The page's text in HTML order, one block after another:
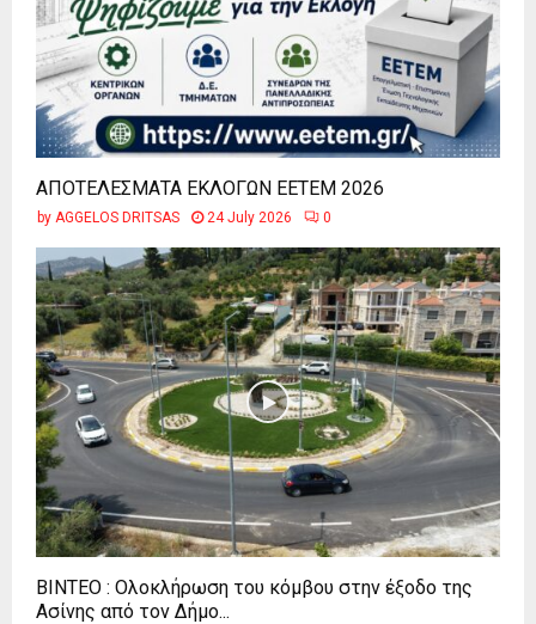
ΑΠΟΤΕΛΕΣΜΑΤΑ ΕΚΛΟΓΩΝ ΕΕΤΕΜ 2026
by AGGELOS DRITSAS 24 July 2026 0
ΒΙΝΤΕΟ : Ολοκλήρωση του κόμβου στην έξοδο της
Ασίνης από τον Δήμο...